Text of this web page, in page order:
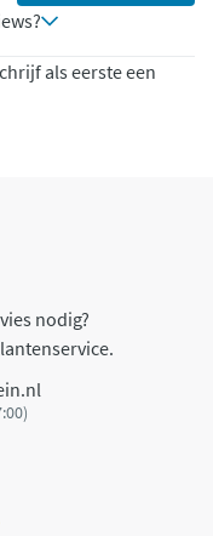
als eerste een
nodig?